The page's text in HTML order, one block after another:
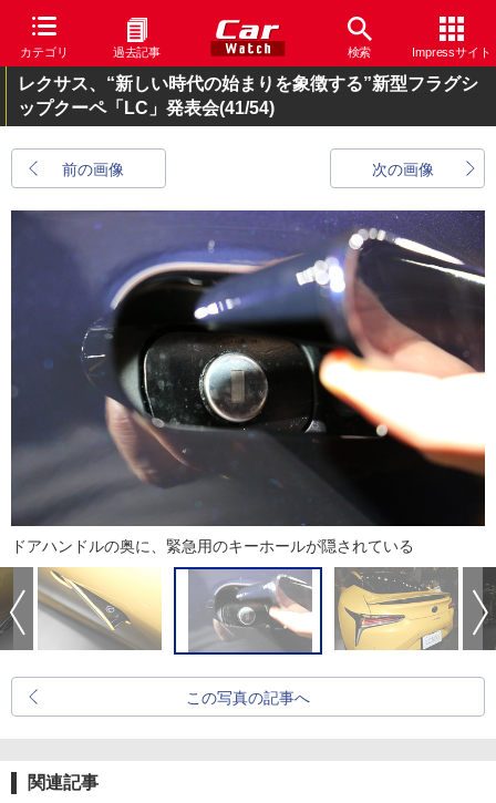
カテゴリ 過去記事 検索 Impressサイト
レクサス、“新しい時代の始まりを象徴する”新型フラグシ
ップクーペ「LC」発表会(41/54)
前の画像 次の画像
ドアハンドルの奥に、緊急用のキーホールが隠されている
この写真の記事へ
関連記事